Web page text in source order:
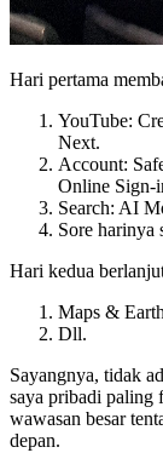
Hari pertama
YouTube:
Next.
Account:
Online Sign-
Search: AI
Sore harinya
Hari kedua
Maps &
Dll.
Sayangnya, tidak
saya pribadi paling
wawasan besar
depan.